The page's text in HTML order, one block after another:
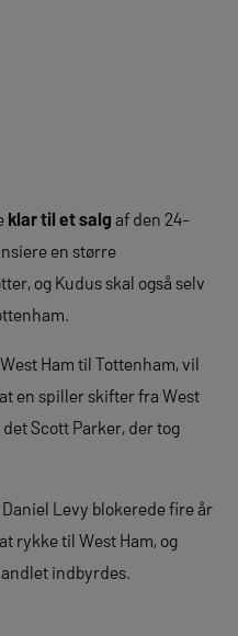
klar til et salg af den 24-
en større
og Kudus skal også selv
Ham til Tottenham, vil
en spiller skifter fra West
Scott Parker, der tog
Levy blokerede fire år
rykke til West Ham, og
indbyrdes.